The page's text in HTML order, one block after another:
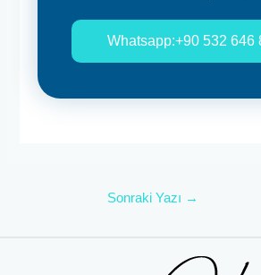
Whatsapp:+90 532 646
Sonraki Yazı →